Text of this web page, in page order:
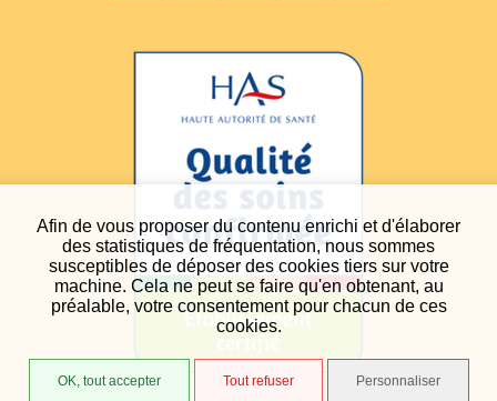
Afin de vous proposer du contenu enrichi et d'élaborer
des statistiques de fréquentation, nous sommes
susceptibles de déposer des cookies tiers sur votre
machine. Cela ne peut se faire qu'en obtenant, au
préalable, votre consentement pour chacun de ces
cookies.
OK, tout accepter Tout refuser Personnaliser